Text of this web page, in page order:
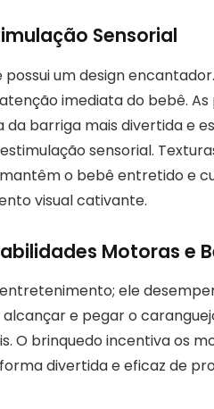
Sensorial
um design
imediata do bebê. As
barriga mais divertida e
sensorial.
o bebê entretido e
visual cativante.
Motoras e
ele
e pegar o
O brinquedo incentiva os
divertida e eficaz de